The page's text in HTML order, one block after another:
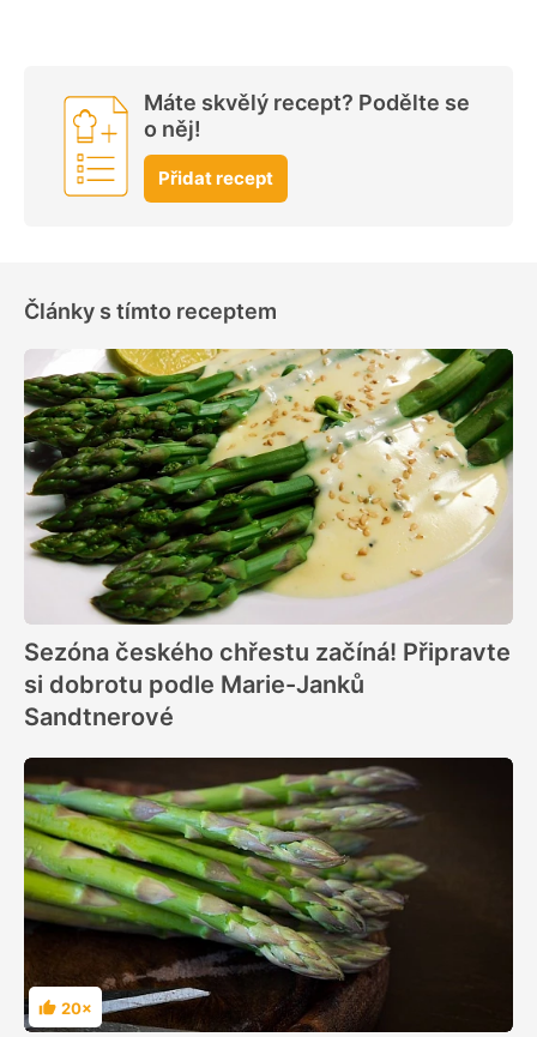
Máte skvělý recept? Podělte se
o něj!
Přidat recept
Články s tímto receptem
Sezóna českého chřestu začíná! Připravte
si dobrotu podle Marie-Janků
Sandtnerové
Hodnocení
20×